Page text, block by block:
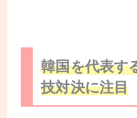
韓国を代表す
技対決に注目